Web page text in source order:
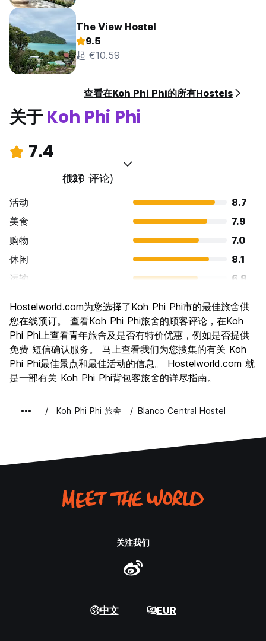
The View Hostel
9.5
起 €10.59
查看在Koh Phi Phi的所有Hostels
关于 Koh Phi Phi
7.4
很好
(120 评论)
活动
8.7
美食
7.9
购物
7.0
休闲
8.1
运输
6.9
文化
5.4
夜生活
8.7
物有所值
6.7
Hostelworld.com为您选择了Koh Phi Phi市的最佳旅舍供
您在线预订。 查看Koh Phi Phi旅舍的顾客评论，在Koh
Phi Phi上查看青年旅舍及是否有特价优惠，例如是否提供
免费 短信确认服务。 马上查看我们为您搜集的有关 Koh
Phi Phi最佳景点和最佳活动的信息。 Hostelworld.com 就
是一部有关 Koh Phi Phi背包客旅舍的详尽指南。
Koh Phi Phi 旅舍 Blanco Central Hostel
关注我们
中文 EUR